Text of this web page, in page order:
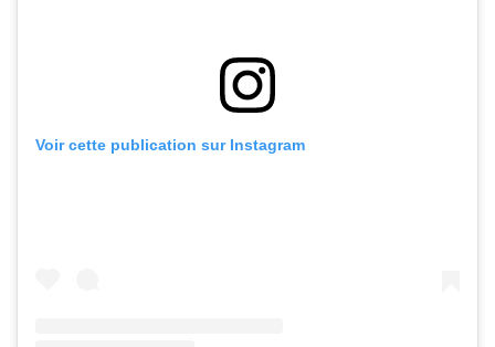
Voir cette publication sur Instagram